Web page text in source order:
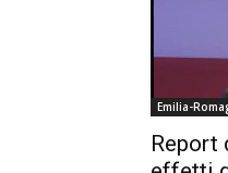
Emilia-
Report